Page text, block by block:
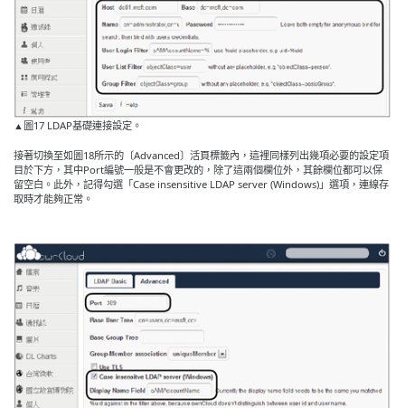
▲圖17 LDAP基礎連接設定。
接著切換至如圖18所示的〔Advanced〕活頁標籤內，這裡同樣列出幾項必要的設定項
目於下方，其中Port編號一般是不會更改的，除了這兩個欄位外，其餘欄位都可以保
留空白。此外，記得勾選「Case insensitive LDAP server (Windows)」選項，連線存
取時才能夠正常。